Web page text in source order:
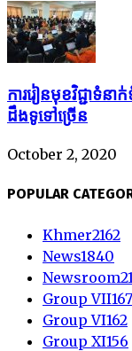
ការរៀនមុខវិជ្ជាទំន
ដឹងទូទៅច្រើន
October 2, 2020
POPULAR
Khmer2162
News1840
Newsroom
Group VII167
Group VI162
Group XI156